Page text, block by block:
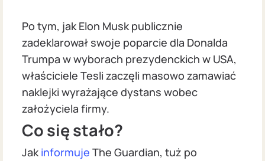
Po tym, jak Elon Musk publicznie
zadeklarował swoje poparcie dla Donalda
Trumpa w wyborach prezydenckich w USA,
właściciele Tesli zaczęli masowo zamawiać
naklejki wyrażające dystans wobec
założyciela firmy.
Co się stało?
Jakinformuje The Guardian, tuż po